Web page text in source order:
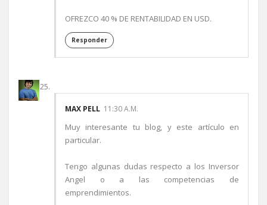
OFREZCO 40 % DE RENTABILIDAD EN USD.
Responder
MAX PELL 11:30 A.M.
Muy interesante tu blog, y este artículo en
particular.
Tengo algunas dudas respecto a los Inversor
Angel o a las competencias de
emprendimientos.